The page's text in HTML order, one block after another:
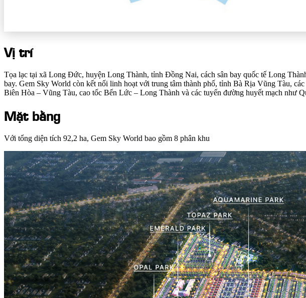
Vị trí
Tọa lạc tại xã Long Đức, huyện Long Thành, tỉnh Đồng Nai, cách sân bay quốc tế Long
bay. Gem Sky World còn kết nối linh hoạt với trung tâm thành phố, tỉnh Bà Rịa Vũng Tàu,
Biên Hòa – Vũng Tàu, cao tốc Bến Lức – Long Thành và các tuyến đường huyết mạch như
Mặt bằng
Với tổng diện tích 92,2 ha, Gem Sky World bao gồm 8 phân khu